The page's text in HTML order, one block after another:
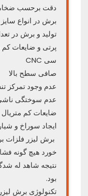
دقت برحسب
برش در انواع
تولید و برش در
پرتی و ضایعات
سی CNC
صافی سطح بالا
عدم وجود تمرکز
عدم سوختگی
ضایعات کم متریال
ایجاد سوراخ و شیارهای
برش لیزر فلزات
خورد هیچ گونه
نتیجه شاهد له
بود.
تکنولوژی برش